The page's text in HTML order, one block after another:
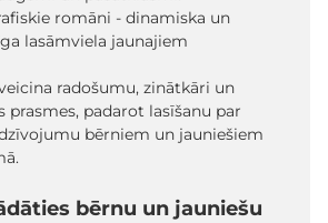
romāni - dinamiska un
lasāmviela jaunajiem
radošumu, zinātkāri un
prasmes, padarot lasīšanu par
bērniem un jauniešiem
bērnu un jauniešu